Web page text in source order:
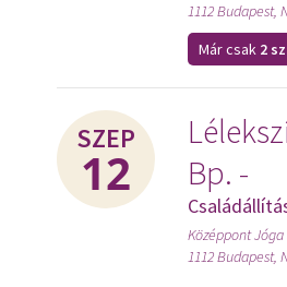
1112 Budapest,
Már csak 2
SZEP
12
Bp. -
Középpont
1112 Budapest,